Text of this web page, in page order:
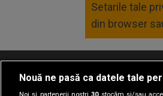
Setarile tale
din browser
Termeni
Nouă ne pasă ca datele tale
Noi și partenerii noștri30stocăm și/sau